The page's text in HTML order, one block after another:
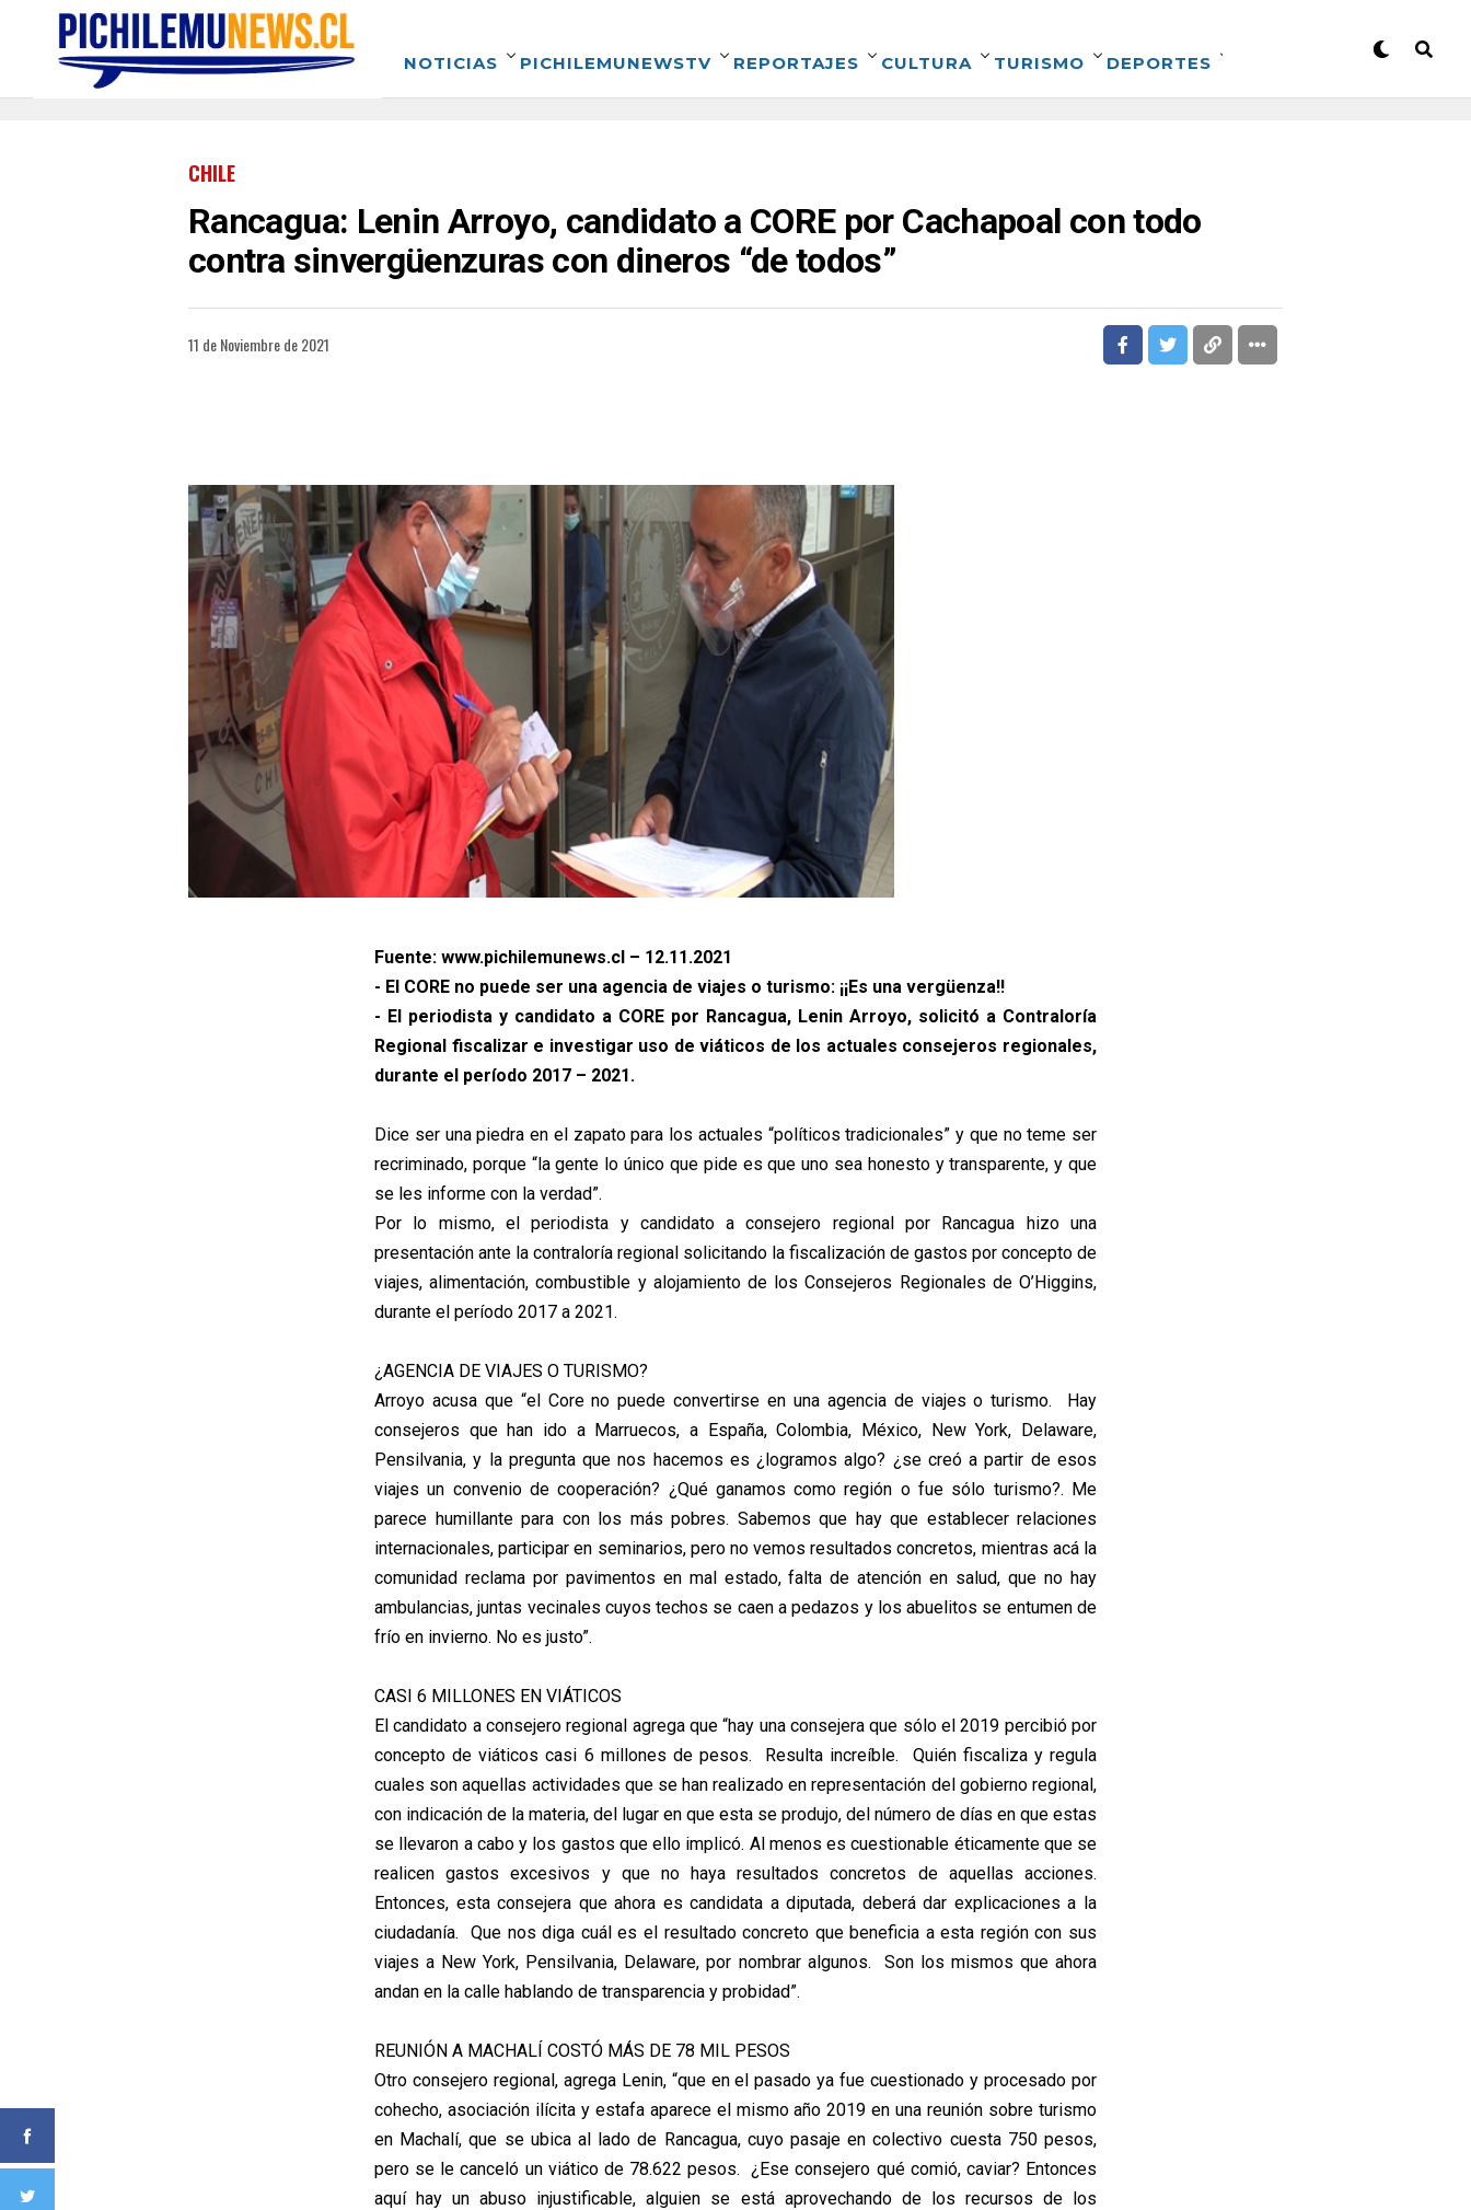
NOTICIAS PICHILEMUNEWSTV REPORTAJES CULTURA TURISMO DEPORTES
CHILE
Rancagua: Lenin Arroyo, candidato a CORE por Cachapoal con todo
contra sinvergüenzuras con dineros “de todos”
11 de Noviembre de 2021
Fuente: www.pichilemunews.cl – 12.11.2021
- El CORE no puede ser una agencia de viajes o turismo: ¡¡Es una vergüenza!!
- El periodista y candidato a CORE por Rancagua, Lenin Arroyo, solicitó a Contraloría
Regional fiscalizar e investigar uso de viáticos de los actuales consejeros regionales,
durante el período 2017 – 2021.
Dice ser una piedra en el zapato para los actuales “políticos tradicionales” y que no teme ser
recriminado, porque “la gente lo único que pide es que uno sea honesto y transparente, y que
se les informe con la verdad”.
Por lo mismo, el periodista y candidato a consejero regional por Rancagua hizo una
presentación ante la contraloría regional solicitando la fiscalización de gastos por concepto de
viajes, alimentación, combustible y alojamiento de los Consejeros Regionales de O’Higgins,
durante el período 2017 a 2021.
¿AGENCIA DE VIAJES O TURISMO?
Arroyo acusa que “el Core no puede convertirse en una agencia de viajes o turismo. Hay
consejeros que han ido a Marruecos, a España, Colombia, México, New York, Delaware,
Pensilvania, y la pregunta que nos hacemos es ¿logramos algo? ¿se creó a partir de esos
viajes un convenio de cooperación? ¿Qué ganamos como región o fue sólo turismo?. Me
parece humillante para con los más pobres. Sabemos que hay que establecer relaciones
internacionales, participar en seminarios, pero no vemos resultados concretos, mientras acá la
comunidad reclama por pavimentos en mal estado, falta de atención en salud, que no hay
ambulancias, juntas vecinales cuyos techos se caen a pedazos y los abuelitos se entumen de
frío en invierno. No es justo”.
CASI 6 MILLONES EN VIÁTICOS
El candidato a consejero regional agrega que “hay una consejera que sólo el 2019 percibió por
concepto de viáticos casi 6 millones de pesos. Resulta increíble. Quién fiscaliza y regula
cuales son aquellas actividades que se han realizado en representación del gobierno regional,
con indicación de la materia, del lugar en que esta se produjo, del número de días en que estas
se llevaron a cabo y los gastos que ello implicó. Al menos es cuestionable éticamente que se
realicen gastos excesivos y que no haya resultados concretos de aquellas acciones.
Entonces, esta consejera que ahora es candidata a diputada, deberá dar explicaciones a la
ciudadanía. Que nos diga cuál es el resultado concreto que beneficia a esta región con sus
viajes a New York, Pensilvania, Delaware, por nombrar algunos. Son los mismos que ahora
andan en la calle hablando de transparencia y probidad”.
REUNIÓN A MACHALÍ COSTÓ MÁS DE 78 MIL PESOS
Otro consejero regional, agrega Lenin, “que en el pasado ya fue cuestionado y procesado por
cohecho, asociación ilícita y estafa aparece el mismo año 2019 en una reunión sobre turismo
en Machalí, que se ubica al lado de Rancagua, cuyo pasaje en colectivo cuesta 750 pesos,
pero se le canceló un viático de 78.622 pesos. ¿Ese consejero qué comió, caviar? Entonces
aquí hay un abuso injustificable, alguien se está aprovechando de los recursos de los